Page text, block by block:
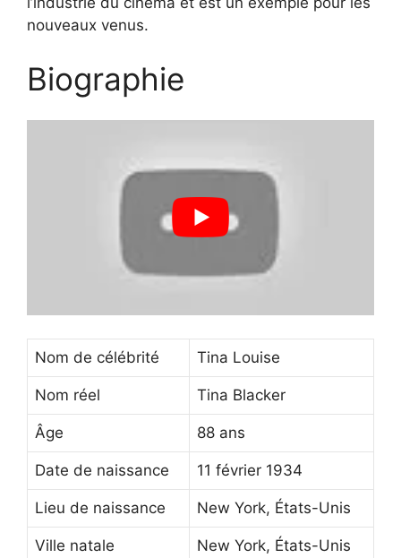
nouveaux venus.
Biographie
Nom de célébrité Tina Louise
Nom réel Tina Blacker
Âge 88 ans
Date de naissance 11 février 1934
Lieu de naissance New York, États-Unis
Ville natale New York, États-Unis